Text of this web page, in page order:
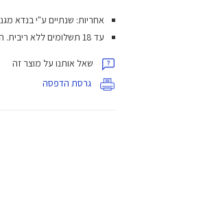
אחריות: שנתיים ע"י בנדא
עד 18 תשלומים ללא ריבית.
שאל אותנו על מוצר זה
גרסת הדפסה